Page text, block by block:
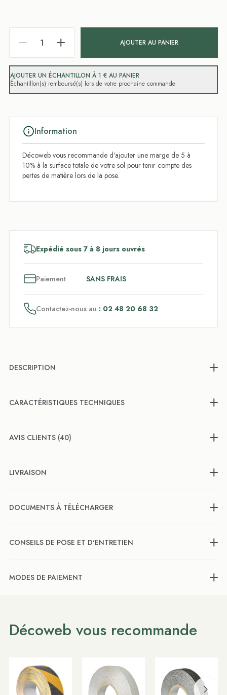
AJOUTER AU PANIER
AJOUTER UN ÉCHANTILLON À 1 € AU PANIER
Échantillon(s) remboursé(s) lors de votre prochaine commande
Information
Décoweb vous recommande d’ajouter une marge de 5 à
10% à la surface totale de votre sol pour tenir compte des
pertes de matière lors de la pose.
Expédié sous 7 à 8 jours ouvrés
Paiement SANS FRAIS
Contactez-nous au : 02 48 20 68 32
DESCRIPTION
CARACTÉRISTIQUES TECHNIQUES
AVIS CLIENTS (40)
LIVRAISON
DOCUMENTS À TÉLÉCHARGER
CONSEILS DE POSE ET D'ENTRETIEN
MODES DE PAIEMENT
Décoweb vous recommande